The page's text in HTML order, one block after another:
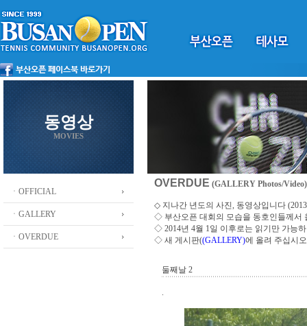
동영상
MOVIES
ㆍOFFICIAL
ㆍGALLERY
ㆍOVERDUE
OVERDUE (GALLERY Photos/Video)
◇ 지나간 년도의 사진, 동영상입니다
◇ 부산오픈 대회의 모습을 동호인들께서
◇ 2014년 4월 1일 이후로는 읽기만 가능
◇ 새 게시판((GALLERY)에 올려 주십시오
둘째날 2
.